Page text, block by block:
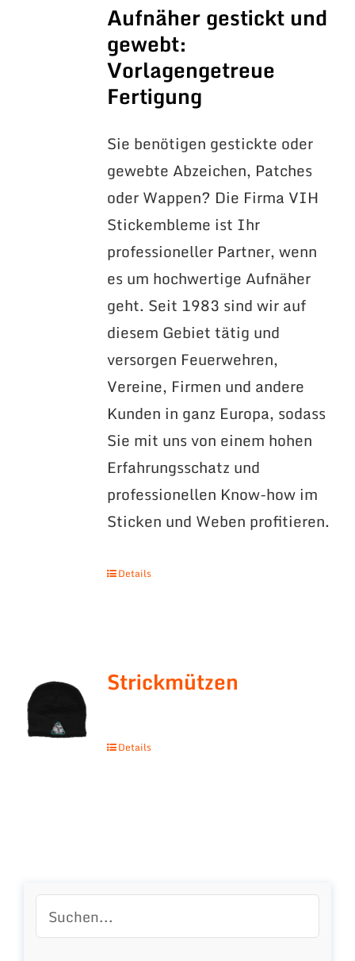
Aufnäher gestickt und
gewebt:
Vorlagengetreue
Fertigung
Sie benötigen gestickte oder
gewebte Abzeichen, Patches
oder Wappen? Die Firma VIH
Stickembleme ist Ihr
professioneller Partner, wenn
es um hochwertige Aufnäher
geht. Seit 1983 sind wir auf
diesem Gebiet tätig und
versorgen Feuerwehren,
Vereine, Firmen und andere
Kunden in ganz Europa, sodass
Sie mit uns von einem hohen
Erfahrungsschatz und
professionellen Know-how im
Sticken und Weben profitieren.
Details
Strickmützen
Details